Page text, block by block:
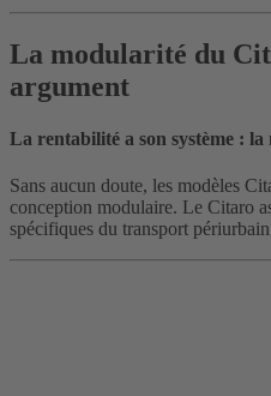
La modularité du
argument
La rentabilité a son système :
Sans aucun doute, les modèles
conception modulaire. Le Citaro
spécifiques du transport